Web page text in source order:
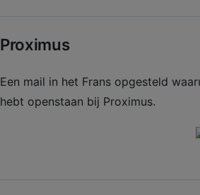
Proximus
Een mail in het Frans opgesteld
hebt openstaan bij Proximus.